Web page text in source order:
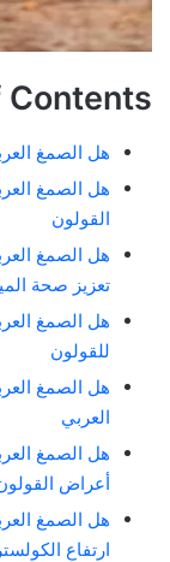
Contents
هل الصمغ
هل الصمغ
القولون
هل الصمغ
تعزيز صحة
هل الصمغ
للقولون
هل الصمغ
العربي
هل الصمغ
أعراض
هل الصمغ
ارتفاع